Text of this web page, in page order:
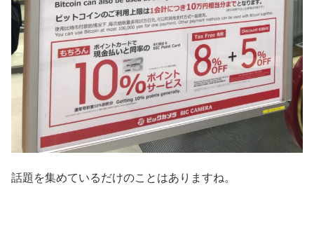
話題を集めているだけのことはありますね。